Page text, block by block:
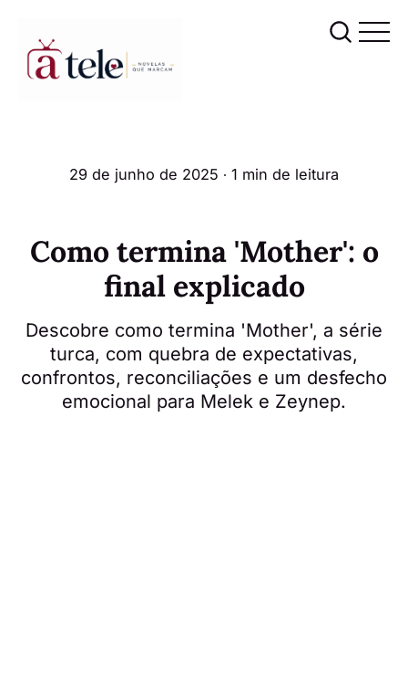
29 de junho de 2025 ∙ 1 min de leitura
Como termina 'Mother': o
final explicado
Descobre como termina 'Mother', a série
turca, com quebra de expectativas,
confrontos, reconciliações e um desfecho
emocional para Melek e Zeynep.